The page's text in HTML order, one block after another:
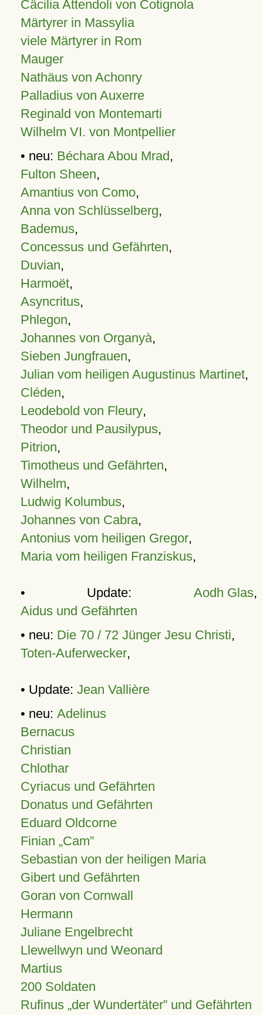
Cäcilia Attendoli von Cotignola
Märtyrer in Massylia
viele Märtyrer in Rom
Mauger
Nathäus von Achonry
Palladius von Auxerre
Reginald von Montemarti
Wilhelm VI. von Montpellier
• neu: Béchara Abou Mrad,
Fulton Sheen,
Amantius von Como,
Anna von Schlüsselberg,
Bademus,
Concessus und Gefährten,
Duvian,
Harmoët,
Asyncritus,
Phlegon,
Johannes von Organyà,
Sieben Jungfrauen,
Julian vom heiligen Augustinus Martinet,
Cléden,
Leodebold von Fleury,
Theodor und Pausilypus,
Pitrion,
Timotheus und Gefährten,
Wilhelm,
Ludwig Kolumbus,
Johannes von Cabra,
Antonius vom heiligen Gregor,
Maria vom heiligen Franziskus,
• Update: Aodh Glas,
Aidus und Gefährten
• neu: Die 70 / 72 Jünger Jesu Christi,
Toten-Auferwecker,
• Update: Jean Vallière
• neu: Adelinus
Bernacus
Christian
Chlothar
Cyriacus und Gefährten
Donatus und Gefährten
Eduard Oldcorne
Finian Cam
Sebastian von der heiligen Maria
Gibert und Gefährten
Goran von Cornwall
Hermann
Juliane Engelbrecht
Llewellwyn und Weonard
Martius
200 Soldaten
Rufinus „der Wundertäter” und Gefährten